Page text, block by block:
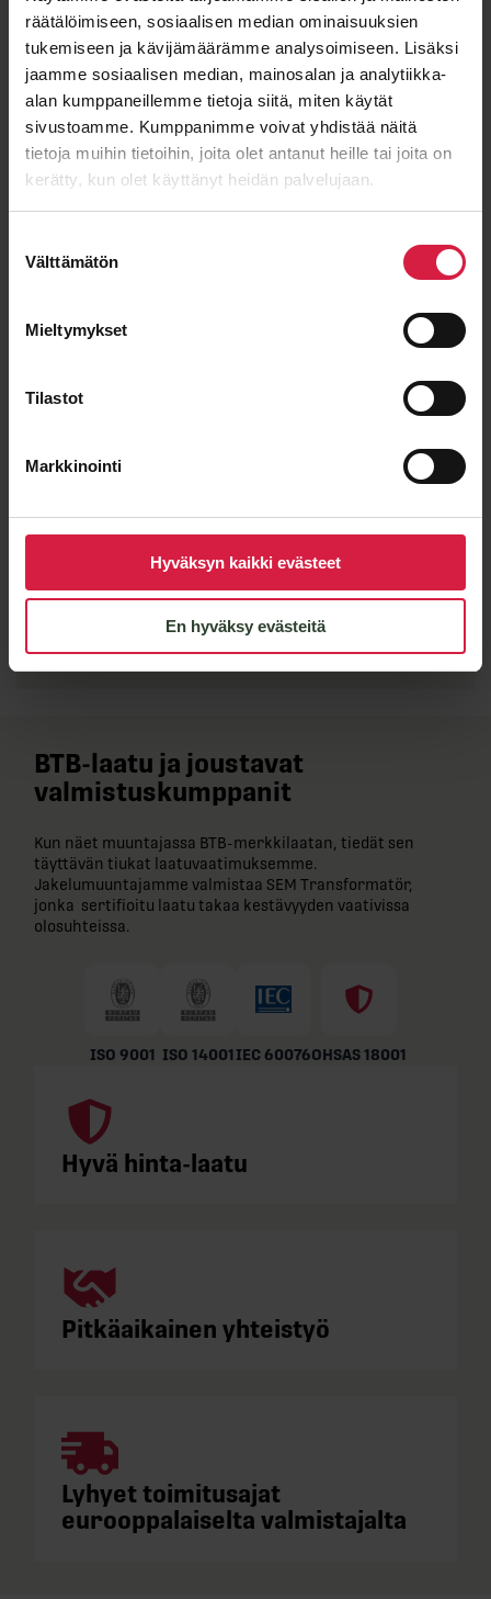
räätälöimiseen, sosiaalisen median ominaisuuksien
tukemiseen ja kävijämäärämme analysoimiseen. Lisäksi
jaamme sosiaalisen median, mainosalan ja analytiikka-
alan kumppaneillemme tietoja siitä, miten käytät
sivustoamme. Kumppanimme voivat yhdistää näitä
tietoja muihin tietoihin, joita olet antanut heille tai joita on
kerätty, kun olet käyttänyt heidän palvelujaan.
valinta
Välttämätön
Mieltymykset
Tilastot
Markkinointi
Hyväksyn kaikki evästeet
En hyväksy evästeitä
Sukunimi
Sähköposti *
Viesti
BTB-​laatu ja joustavat
valmistuskumppanit
Kun näet muuntajassa BTB-​merkkilaatan, tiedät sen
täyttävän tiukat laatuvaatimuksemme.
Jakelumuuntajamme valmistaa SEM Transformatör,
jonka sertifioitu laatu takaa kestävyyden vaativissa
olosuhteissa.
ISO 9001 ISO 14001IEC 60076OHSAS 18001
Hyvä hinta-laatu
Pitkäaikainen yhteistyö
Lyhyet toimitusajat
eurooppalaiselta valmistajalta